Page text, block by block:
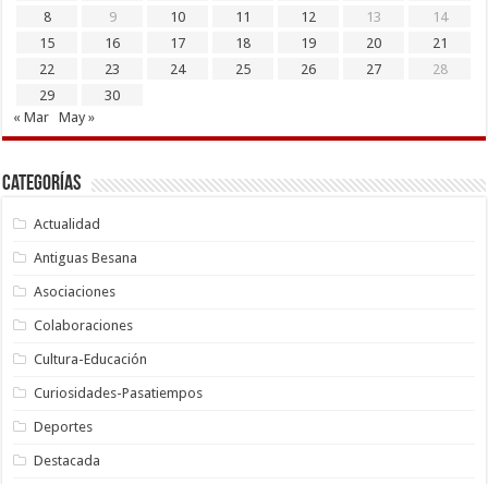
8
9 10 11 12 13
14
15
16 17 18 19 20
21
22
23 24 25 26 27
28
29
30
« Mar
May »
Categorías
Actualidad
Antiguas Besana
Asociaciones
Colaboraciones
Cultura-Educación
Curiosidades-Pasatiempos
Deportes
Destacada